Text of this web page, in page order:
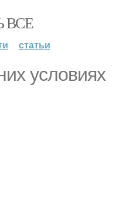
ВСЕ
статьи
условиях